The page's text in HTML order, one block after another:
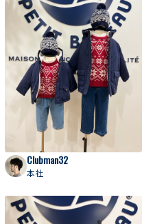
Clubman32
本社